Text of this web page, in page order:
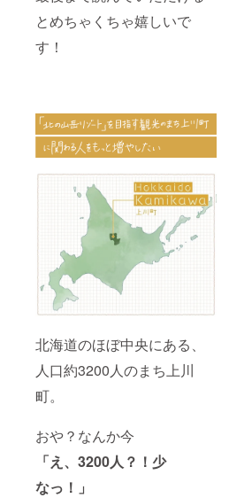
とめちゃくちゃ嬉しいで
す！
北海道のほぼ中央にある、
人口約3200人のまち上川
町。
おや？なんか今
「え、3200人？！少
なっ！」